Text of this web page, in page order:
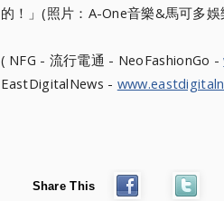
的！」(照片：A-One音樂&馬可多
( NFG - 流行電通 - NeoFashionGo -
EastDigitalNews -
Share This